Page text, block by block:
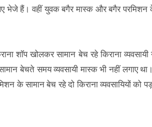
भेजे हैं। वहीं युवक बगैर मास्क और बगैर
शॉप खोलकर सामान बेच रहे किराना व्यवसायी
बेचते समय व्यवसायी मास्क भी नहीं
के सामान बेच रहे दो किराना व्यवसायियों को